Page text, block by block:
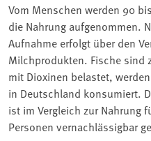
Vom Menschen werden 90
die Nahrung aufgenommen.
Aufnahme erfolgt über den
Milchprodukten. Fische sind
mit Dioxinen belastet,
in Deutschland konsumiert.
ist im Vergleich zur Nahrung
Personen vernachlässigbar